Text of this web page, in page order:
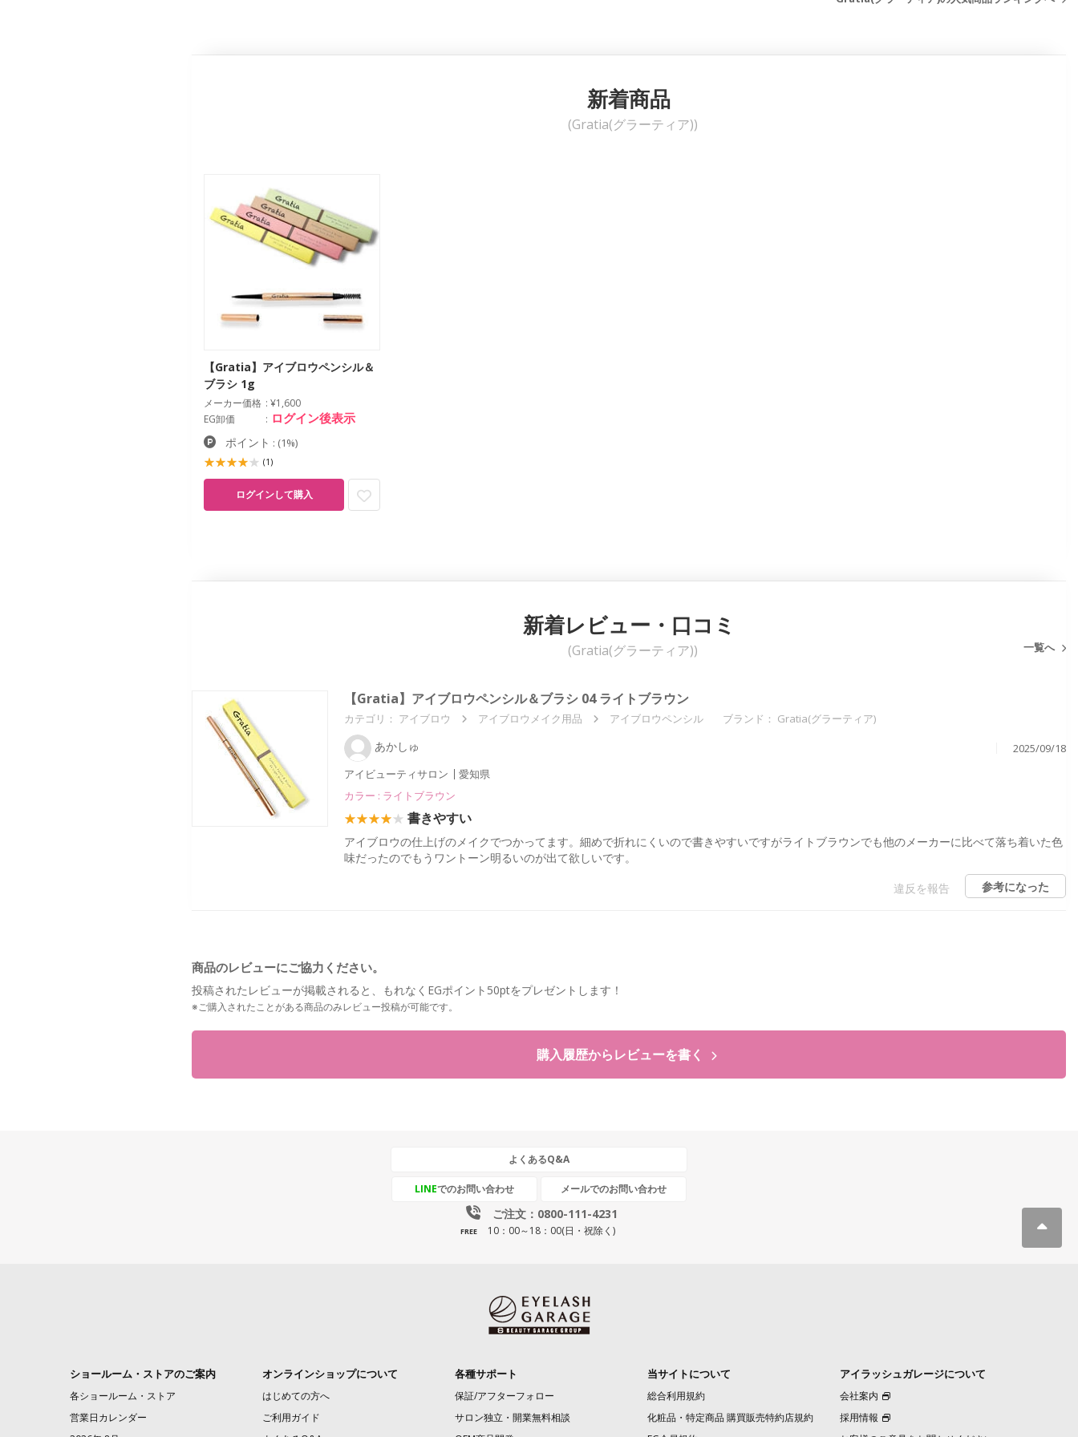
新着商品
(Gratia(グラーティア))
【Gratia】アイブロウペンシル＆
ブラシ 1g
メーカー価格
¥1,600
EG卸価
ログイン後表示
ポイント : (1%)
(1)
ログインして購入
新着レビュー・口コミ
(Gratia(グラーティア)) 一覧へ
【Gratia】アイブロウペンシル＆ブラシ 04 ライトブラウン
カテゴリ： アイブロウ アイブロウメイク用品 アイブロウペンシル ブランド： Gratia(グラーティア)
あかしゅ
2025/09/18
アイビューティサロン
愛知県
カラー : ライトブラウン
書きやすい
アイブロウの仕上げのメイクでつかってます。細めで折れにくいので書きやすいですがライトブラウンでも他のメーカーに比べて落ち着いた色
味だったのでもうワントーン明るいのが出て欲しいです。
違反を報告
参考になった
商品のレビューにご協力ください。
投稿されたレビューが掲載されると、もれなくEGポイント50ptをプレゼントします！
※ご購入されたことがある商品のみレビュー投稿が可能です。
購入履歴からレビューを書く
よくあるQ&A
LINEでのお問い合わせ メールでのお問い合わせ
ご注文：0800-111-4231
FREE 10：00～18：00(日・祝除く)
ショールーム・ストアのご案内
各ショールーム・ストア
営業日カレンダー
オンラインショップについて
はじめての方へ
ご利用ガイド
各種サポート
保証/アフターフォロー
サロン独立・開業無料相談
当サイトについて
総合利用規約
化粧品・特定商品 購買販売特約店規約
アイラッシュガレージについて
会社案内
採用情報